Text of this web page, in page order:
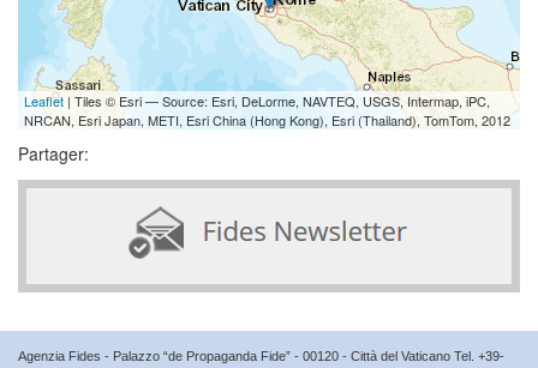
Leaflet | Tiles © Esri — Source: Esri, DeLorme, NAVTEQ, USGS, Intermap, iPC,
NRCAN, Esri Japan, METI, Esri China (Hong Kong), Esri (Thailand), TomTom, 2012
Partager:
Agenzia Fides - Palazzo “de Propaganda Fide” - 00120 - Città del Vaticano Tel. +39-